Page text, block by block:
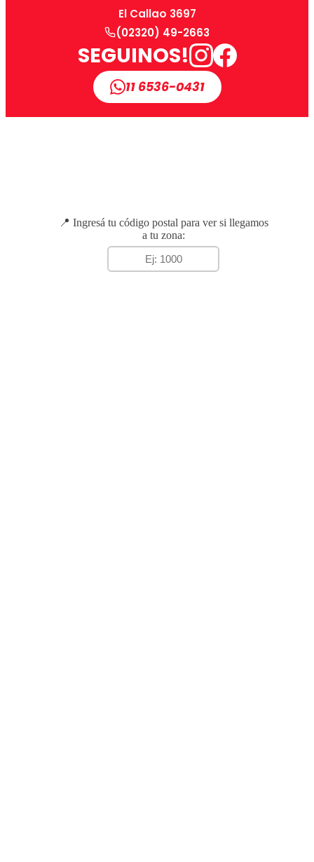
El Callao 3697
(02320) 49-2663
SEGUINOS!
11 6536-0431
📍 Ingresá tu código postal para ver si llegamos
a tu zona: